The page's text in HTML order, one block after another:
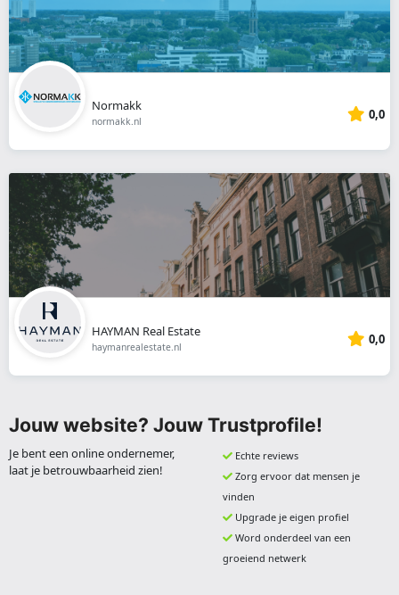
Normakk
normakk.nl 0,0
HAYMAN Real Estate
haymanrealestate.nl 0,0
Jouw website? Jouw Trustprofile!
Je bent een online ondernemer,
laat je betrouwbaarheid zien!
Echte reviews
Zorg ervoor dat mensen je
vinden
Upgrade je eigen profiel
Word onderdeel van een
groeiend netwerk